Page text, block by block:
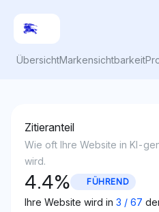
ÜbersichtMarkensichtbarkeit
Zitieranteil
Wie oft Ihre Website in KI-
wird.
4.4% FÜHREND
Ihre Website wird in 3 / 67